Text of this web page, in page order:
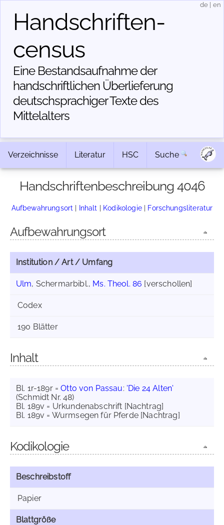
Handschriften­
census
Eine Bestandsaufnahme der
handschriftlichen Über­lieferung
deutschsprachiger Texte des
Mittelalters
de en
Verzeichnisse Literatur HSC Suche
Handschriftenbeschreibung 4046
Aufbewahrungsort | Inhalt | Kodikologie| Forschungsliteratur
Aufbewahrungsort
Institution / Art / Umfang
Ulm, Schermarbibl., Ms. Theol. 86 [verschollen]
Codex
190 Blätter
Inhalt
Bl. 1r-189r =Otto von Passau: 'Die 24 Alten'
(Schmidt Nr. 48)
Bl. 189v = Urkundenabschrift [Nachtrag]
Bl. 189v = Wurmsegen für Pferde [Nachtrag]
Kodikologie
Beschreibstoff
Papier
Blattgröße